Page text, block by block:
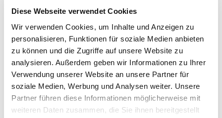
Diese Webseite verwendet Cookies
Wir verwenden Cookies, um Inhalte und Anzeigen zu
personalisieren, Funktionen für soziale Medien anbieten
zu können und die Zugriffe auf unsere Website zu
analysieren. Außerdem geben wir Informationen zu Ihrer
Verwendung unserer Website an unsere Partner für
soziale Medien, Werbung und Analysen weiter. Unsere
Partner führen diese Informationen möglicherweise mit
weiteren Daten zusammen, die Sie ihnen bereitgestellt
Wir sind stolz darauf, wir alle 33 Azubi´s für die Berufe
"Elektroniker für Energie- und Geböudetechnik sowie
Elektroniker für Automatisierungstechnik" der Firmen Beck
Automation und Beck Elektrotechnik vorstellen dürfen.